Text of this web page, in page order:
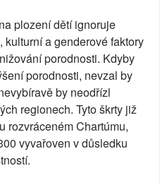
plození dětí ignoruje
a genderové faktory
porodnosti. Kdyby
porodnosti, nevzal by
by neodřízl
regionech. Tyto škrty již
rozvráceném Chartúmu,
vyvařoven v důsledku